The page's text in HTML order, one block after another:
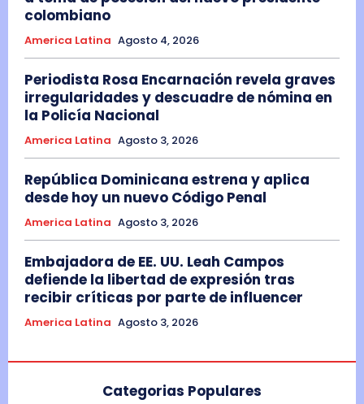
colombiano
America Latina Agosto 4, 2026
Periodista Rosa Encarnación revela graves
irregularidades y descuadre de nómina en
la Policía Nacional
America Latina Agosto 3, 2026
República Dominicana estrena y aplica
desde hoy un nuevo Código Penal
America Latina Agosto 3, 2026
Embajadora de EE. UU. Leah Campos
defiende la libertad de expresión tras
recibir críticas por parte de influencer
America Latina Agosto 3, 2026
Categorias Populares